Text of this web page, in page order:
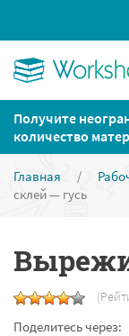
Получите
количество
Главная /
склей — гусь
Поделитесь через: